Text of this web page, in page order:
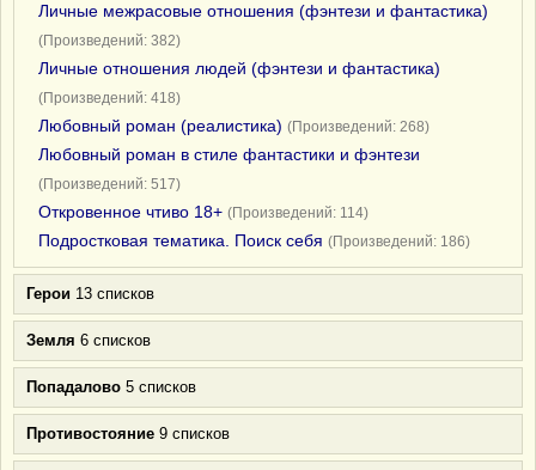
Личные межрасовые отношения (фэнтези и фантастика)
(Произведений: 382)
Личные отношения людей (фэнтези и фантастика)
(Произведений: 418)
Любовный роман (реалистика) (Произведений: 268)
Любовный роман в стиле фантастики и фэнтези
(Произведений: 517)
Откровенное чтиво 18+ (Произведений: 114)
Подростковая тематика. Поиск себя (Произведений: 186)
Герои 13 списков
Земля 6 списков
Попадалово 5 списков
Противостояние 9 списков